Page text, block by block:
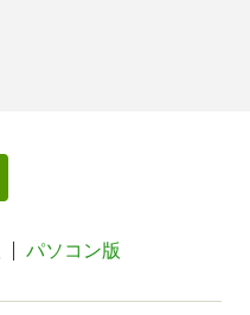
パソコン版